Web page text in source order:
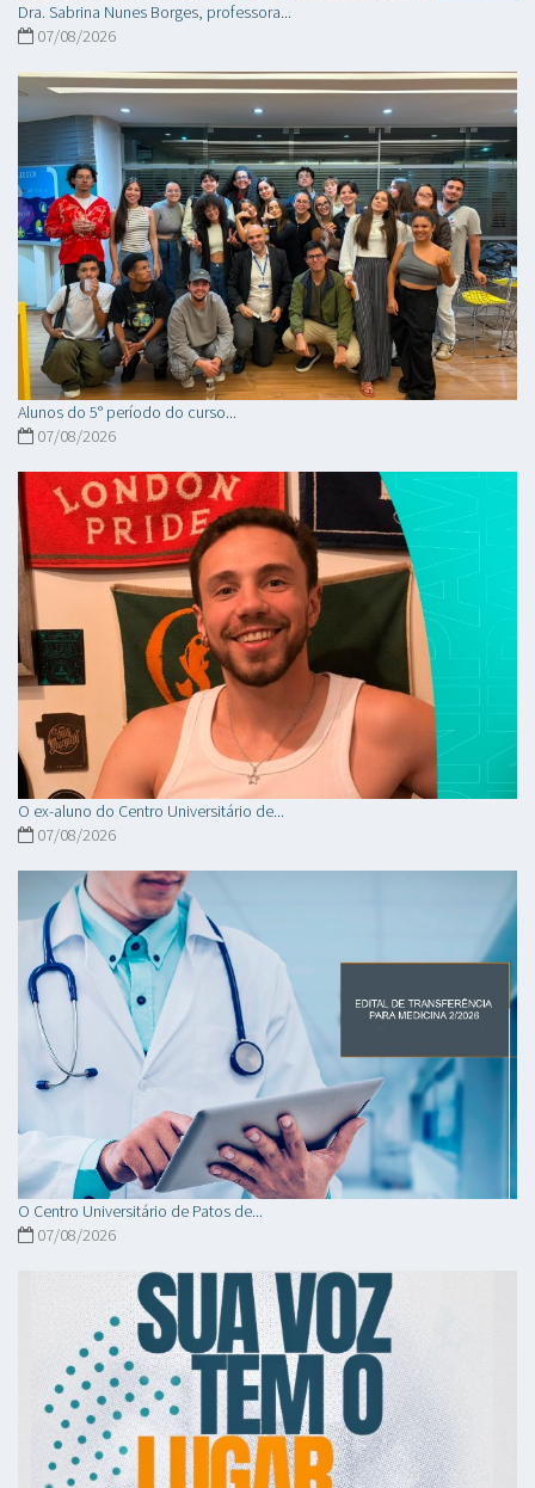
Dra. Sabrina Nunes Borges, professora...
07/08/2026
Alunos do 5° período do curso...
07/08/2026
O ex-aluno do Centro Universitário de...
07/08/2026
O Centro Universitário de Patos de...
07/08/2026